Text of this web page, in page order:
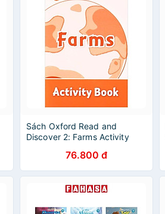
Sách Oxford Read and
Discover 2: Farms Activity
76.800 đ